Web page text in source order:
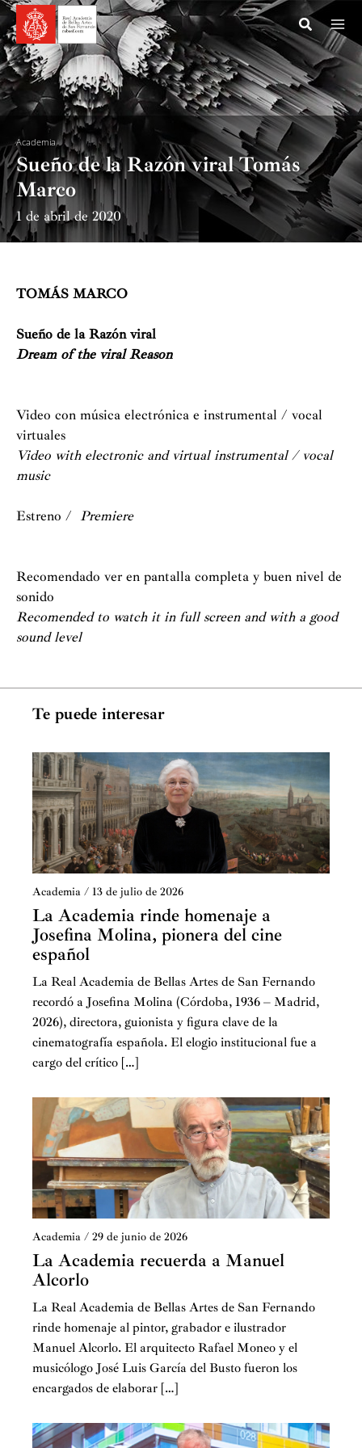
Ir
al
contenido
Academia
Sueño de la Razón viral Tomás
Marco
1 de abril de 2020
TOMÁS MARCO
Sueño de la Razón viral
Dream of the viral Reason
Video con música electrónica e instrumental / vocal
virtuales
Video with electronic and virtual instrumental / vocal
music
Estreno / Premiere
Recomendado ver en pantalla completa y buen nivel de
sonido
Recomended to watch it in full screen and with a good
sound level
Te puede interesar
Academia / 13 de julio de 2026
La Academia rinde homenaje a
Josefina Molina, pionera del cine
español
La Real Academia de Bellas Artes de San Fernando
recordó a Josefina Molina (Córdoba, 1936 – Madrid,
2026), directora, guionista y figura clave de la
cinematografía española. El elogio institucional fue a
cargo del crítico […]
Academia / 29 de junio de 2026
La Academia recuerda a Manuel
Alcorlo
La Real Academia de Bellas Artes de San Fernando
rinde homenaje al pintor, grabador e ilustrador
Manuel Alcorlo. El arquitecto Rafael Moneo y el
musicólogo José Luis García del Busto fueron los
encargados de elaborar […]